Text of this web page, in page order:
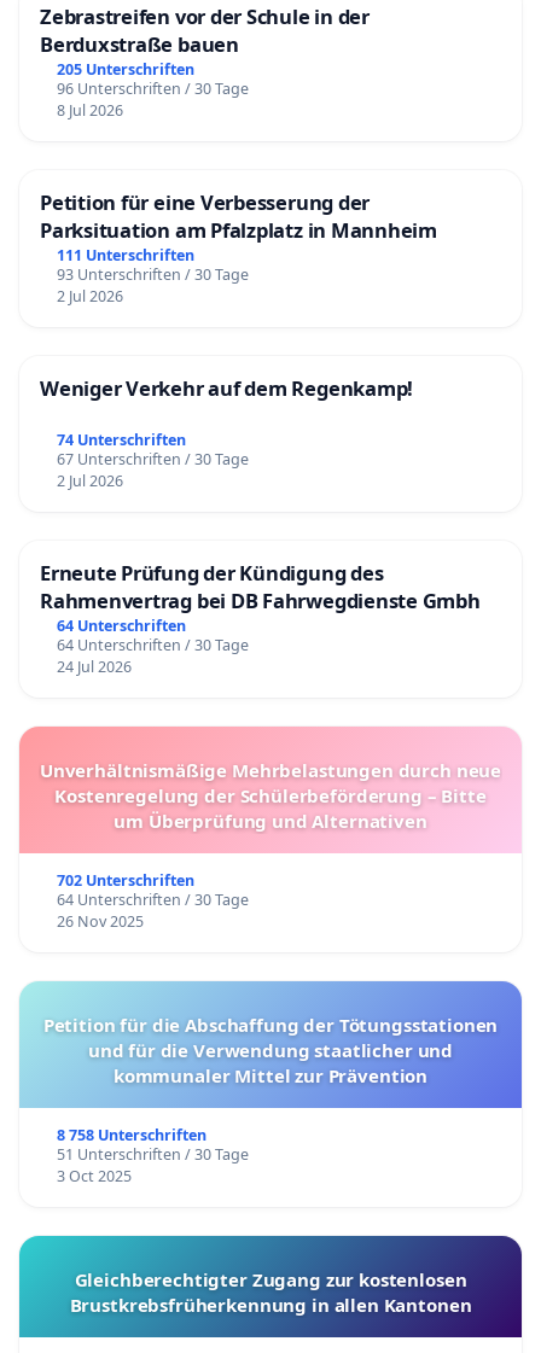
Zebrastreifen vor der Schule in der
Berduxstraße bauen
205 Unterschriften
96 Unterschriften / 30 Tage
8 Jul 2026
Petition für eine Verbesserung der
Parksituation am Pfalzplatz in Mannheim
111 Unterschriften
93 Unterschriften / 30 Tage
2 Jul 2026
Weniger Verkehr auf dem Regenkamp!
74 Unterschriften
67 Unterschriften / 30 Tage
2 Jul 2026
Erneute Prüfung der Kündigung des
Rahmenvertrag bei DB Fahrwegdienste Gmbh
64 Unterschriften
64 Unterschriften / 30 Tage
24 Jul 2026
Unverhältnismäßige Mehrbelastungen durch neue
Kostenregelung der Schülerbeförderung – Bitte
um Überprüfung und Alternativen
702 Unterschriften
64 Unterschriften / 30 Tage
26 Nov 2025
Petition für die Abschaffung der Tötungsstationen
und für die Verwendung staatlicher und
kommunaler Mittel zur Prävention
8 758 Unterschriften
51 Unterschriften / 30 Tage
3 Oct 2025
Gleichberechtigter Zugang zur kostenlosen
Brustkrebsfrüherkennung in allen Kantonen